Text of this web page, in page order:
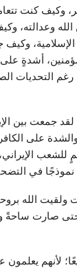
وكيف كنت
الله وعدالته،
الإسلامية،
أشدةٍ
رغم التحديات
لقد جمعت بين
والشدة على
نموذجًا في
ولقيت الله
صارت ساحةً
لأنهم يعلمون